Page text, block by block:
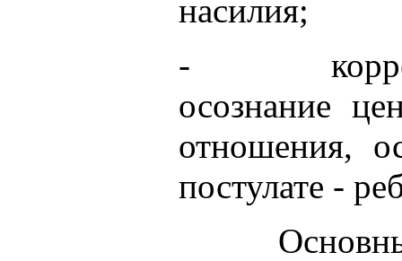
насилия;
- коррекция
осознание
отношения,
постулате -